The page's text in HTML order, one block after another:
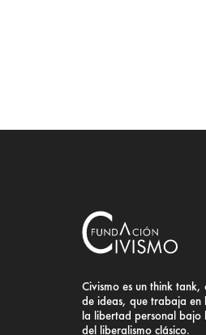
Civismo es un think
de ideas, que trabaja en
la libertad personal bajo
del liberalismo clásico.